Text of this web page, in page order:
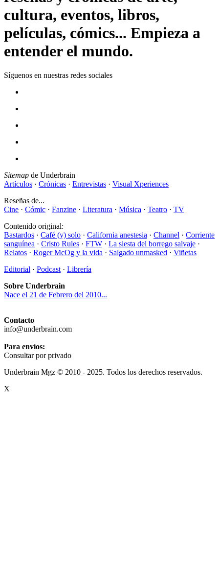
cultura, eventos, libros,
películas, cómics... Empieza a
entender el mundo.
Síguenos en nuestras redes sociales
Sitemap de Underbrain
Artículos · Crónicas · Entrevistas · Visual Xperiences
Reseñas de...
Cine · Cómic · Fanzine · Literatura · Música · Teatro · TV
Contenido original:
Bastardos · Café (y) solo · California anestesia · Channel · Corriente
sanguínea · Cristo Rules · FTW · La siesta del borrego salvaje ·
Relatos · Roger McOg y la vida · Salgado unmasked · Viñetas
Editorial · Podcast · Librería
Sobre Underbrain
Nace el 21 de Febrero del 2010...
Contacto
info@underbrain.com
Para envíos:
Consultar por privado
Underbrain Mgz © 2010 - 2025. Todos los derechos reservados.
X